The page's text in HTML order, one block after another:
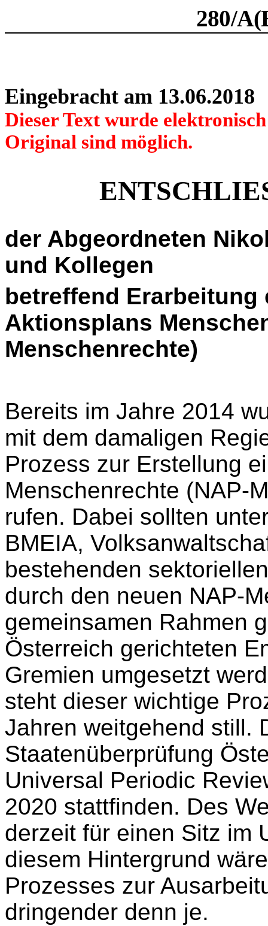
280/
Eingebracht am 13.06.2018
Dieser Text wurde
Original sind möglich.
der Abgeordneten
und Kollegen
betreffend Erarbeitung
Aktionsplans
Menschenrechte)
Bereits im Jahre 2014
mit dem damaligen
Prozess zur Erstellung
Menschenrechte (NAP-
rufen. Dabei sollten
BMEIA,
bestehenden
durch den neuen NAP-
gemeinsamen Rahmen
Österreich gerichteten
Gremien umgesetzt
steht dieser wichtige
Jahren weitgehend still.
Staatenüberprüfung
Universal Periodic
2020 stattfinden. Des
derzeit für einen Sitz im
diesem Hintergrund
Prozesses zur
dringender denn je.